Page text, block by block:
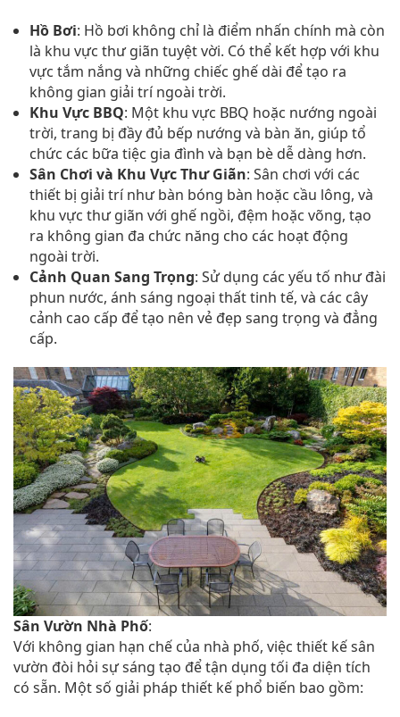
Hồ Bơi: Hồ bơi không chỉ là điểm nhấn chính mà còn
là khu vực thư giãn tuyệt vời. Có thể kết hợp với khu
vực tắm nắng và những chiếc ghế dài để tạo ra
không gian giải trí ngoài trời.
Khu Vực BBQ: Một khu vực BBQ hoặc nướng ngoài
trời, trang bị đầy đủ bếp nướng và bàn ăn, giúp tổ
chức các bữa tiệc gia đình và bạn bè dễ dàng hơn.
Sân Chơi và Khu Vực Thư Giãn: Sân chơi với các
thiết bị giải trí như bàn bóng bàn hoặc cầu lông, và
khu vực thư giãn với ghế ngồi, đệm hoặc võng, tạo
ra không gian đa chức năng cho các hoạt động
ngoài trời.
Cảnh Quan Sang Trọng: Sử dụng các yếu tố như đài
phun nước, ánh sáng ngoại thất tinh tế, và các cây
cảnh cao cấp để tạo nên vẻ đẹp sang trọng và đẳng
cấp.
Sân Vườn Nhà Phố:
Với không gian hạn chế của nhà phố, việc thiết kế sân
vườn đòi hỏi sự sáng tạo để tận dụng tối đa diện tích
có sẵn. Một số giải pháp thiết kế phổ biến bao gồm: